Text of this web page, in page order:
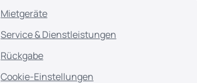
Mietgeräte
Service & Dienstleistungen
Rückgabe
Cookie-Einstellungen